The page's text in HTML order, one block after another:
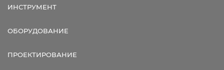
ИНСТРУМЕНТ
ОБОРУДОВАНИЕ
ПРОЕКТИРОВАНИЕ